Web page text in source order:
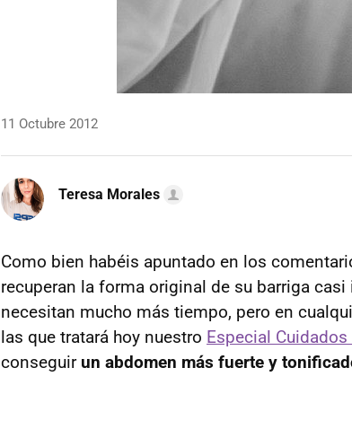
11 Octubre 2012
Teresa Morales
Como bien habéis apuntado en los
recuperan la forma original de su barriga
necesitan mucho más tiempo, pero en
las que tratará hoy nuestro Especial
conseguir un abdomen más fuerte y